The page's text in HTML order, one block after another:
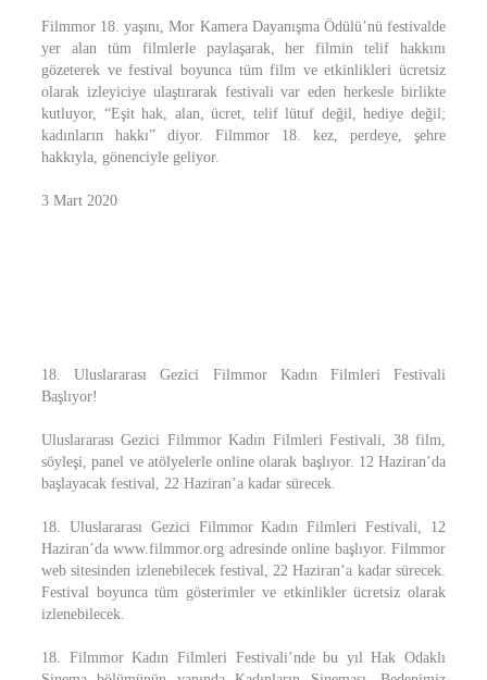
Filmmor 18. yaşını, Mor Kamera Dayanışma Ödülü’nü festivalde
yer alan tüm filmlerle paylaşarak, her filmin telif hakkını
gözeterek ve festival boyunca tüm film ve etkinlikleri ücretsiz
olarak izleyiciye ulaştırarak festivali var eden herkesle birlikte
kutluyor, “Eşit hak, alan, ücret, telif lütuf değil, hediye değil;
kadınların hakkı” diyor. Filmmor 18. kez, perdeye, şehre
hakkıyla, gönenciyle geliyor.
3 Mart 2020
18. Uluslararası Gezici Filmmor Kadın Filmleri Festivali
Başlıyor!
Uluslararası Gezici Filmmor Kadın Filmleri Festivali, 38 film,
söyleşi, panel ve atölyelerle online olarak başlıyor. 12 Haziran’da
başlayacak festival, 22 Haziran’a kadar sürecek.
18. Uluslararası Gezici Filmmor Kadın Filmleri Festivali, 12
Haziran’da www.filmmor.org adresinde online başlıyor. Filmmor
web sitesinden izlenebilecek festival, 22 Haziran’a kadar sürecek.
Festival boyunca tüm gösterimler ve etkinlikler ücretsiz olarak
izlenebilecek.
18. Filmmor Kadın Filmleri Festivali’nde bu yıl Hak Odaklı